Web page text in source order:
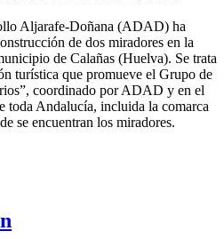
Aljarafe-Doñana (ADAD) ha
de dos miradores en la
de Calañas (Huelva). Se trata
turística que promueve el Grupo de
coordinado por ADAD y en el
toda Andalucía, incluida la comarca
se encuentran los miradores.